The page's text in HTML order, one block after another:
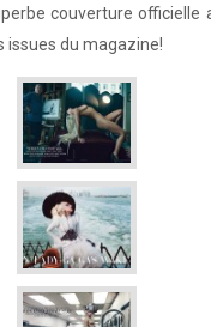
couverture officielle
issues du magazine!